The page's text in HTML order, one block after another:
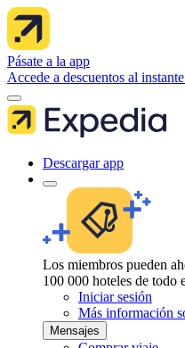
Pásate a la app
Accede a descuentos al
Descargar app
Los miembros pueden
100 000 hoteles de todo
Iniciar sesión
Más información
Mensajes